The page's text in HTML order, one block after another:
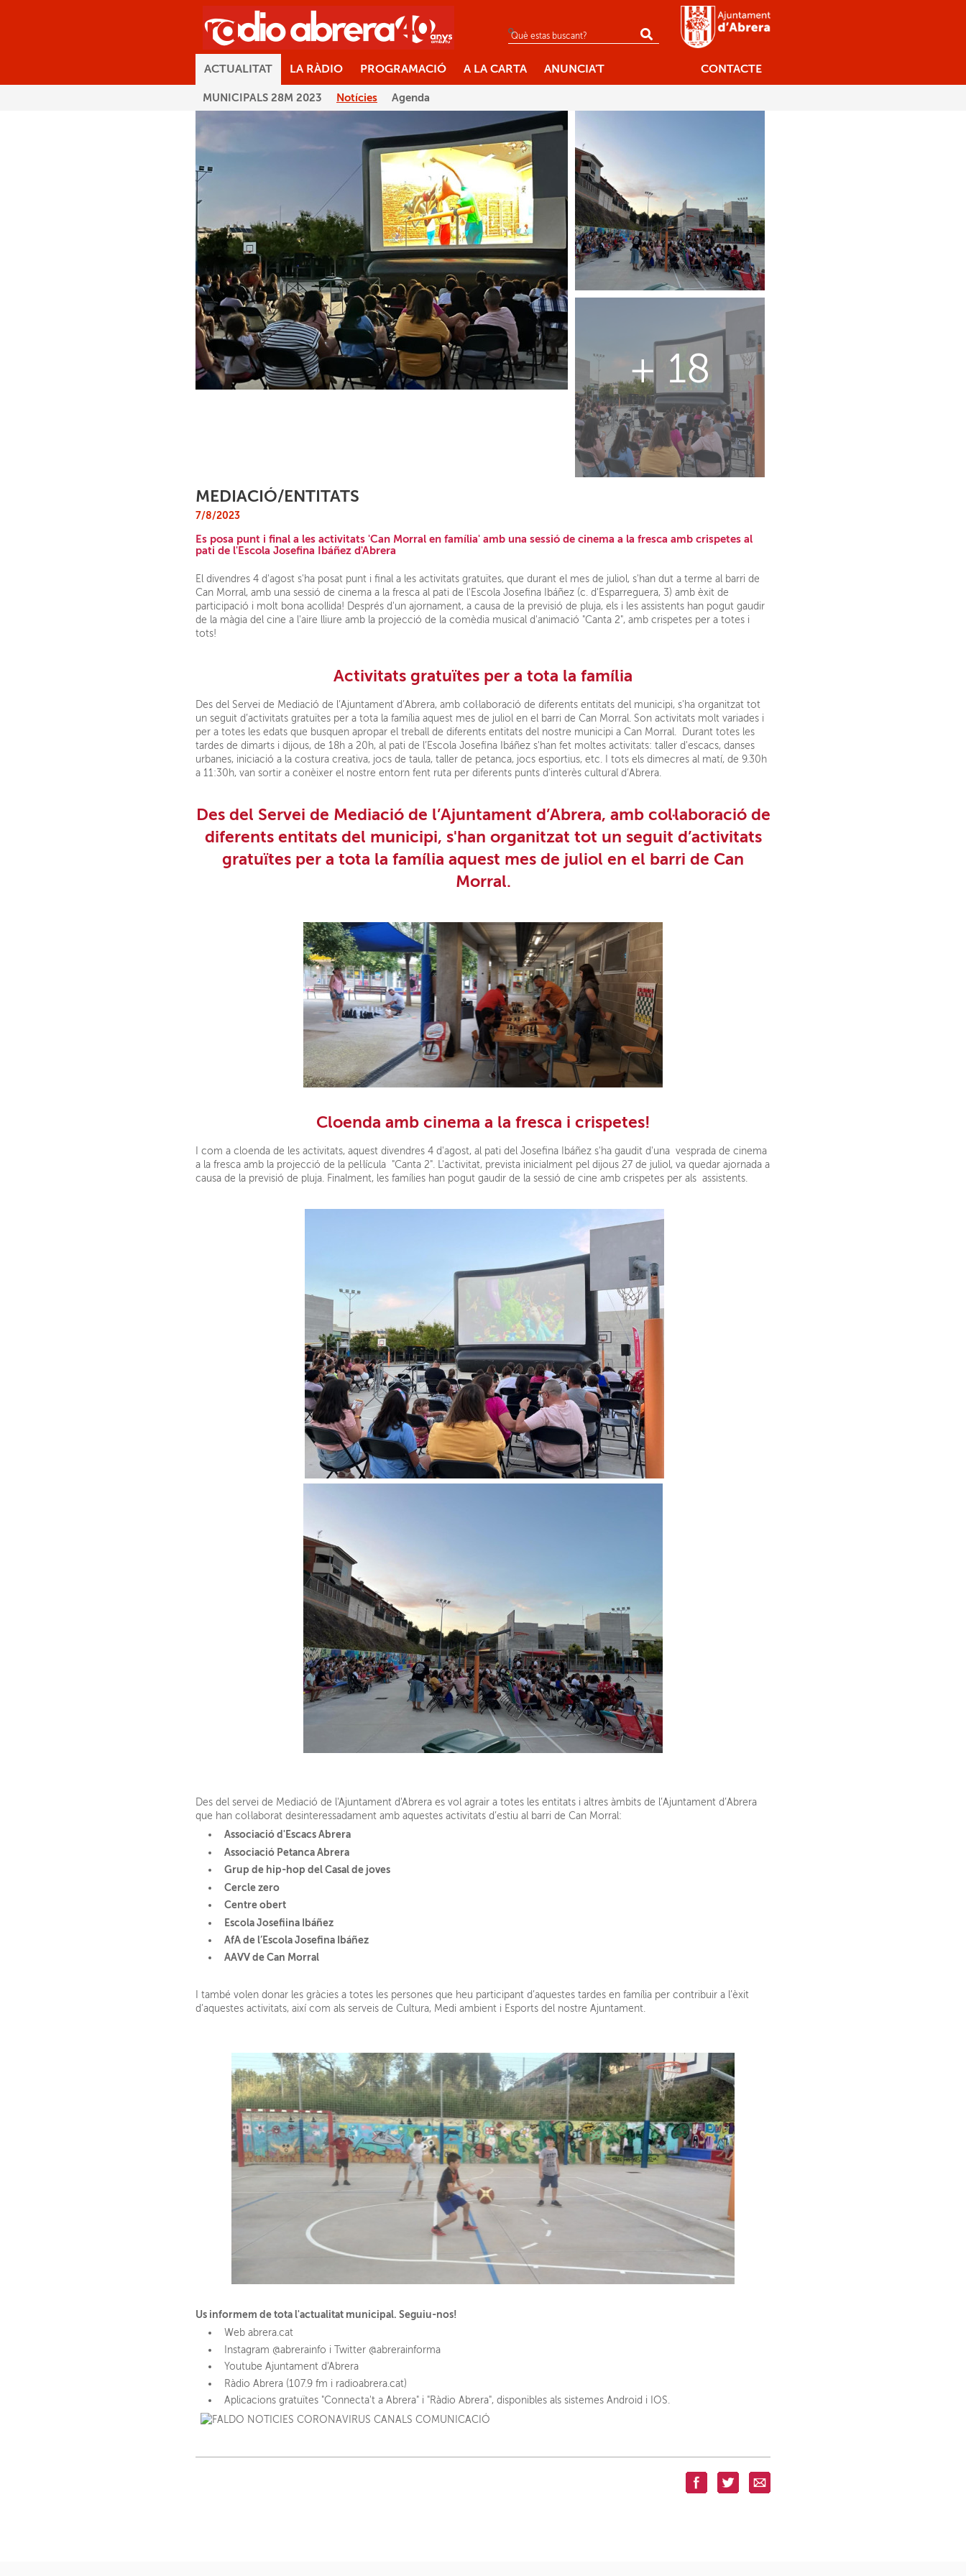
ACTUALITAT
MUNICIPALS 28M 2023 Notícies Agenda
LA RÀDIO PROGRAMACIÓ A LA CARTA ANUNCIA'T CONTACTE
+ 18
MEDIACIÓ/ENTITATS
7/8/2023
Es posa punt i final a les activitats 'Can Morral en família' amb una sessió de cinema a la fresca amb crispetes al
pati de l'Escola Josefina Ibáñez d'Abrera
El divendres 4 d'agost s'ha posat punt i final a les activitats gratuïtes, que durant el mes de juliol, s'han dut a terme al barri de
Can Morral, amb una sessió de cinema a la fresca al pati de l'Escola Josefina Ibáñez (c. d'Esparreguera, 3) amb èxit de
participació i molt bona acollida! Després d'un ajornament, a causa de la previsió de pluja, els i les assistents han pogut gaudir
de la màgia del cine a l'aire lliure amb la projecció de la comèdia musical d'animació "Canta 2", amb crispetes per a totes i
tots!
Activitats gratuïtes per a tota la família
Des del Servei de Mediació de l’Ajuntament d’Abrera, amb col·laboració de diferents entitats del municipi, s'ha organitzat tot
un seguit d’activitats gratuïtes per a tota la família aquest mes de juliol en el barri de Can Morral. Son activitats molt variades i
per a totes les edats que busquen apropar el treball de diferents entitats del nostre municipi a Can Morral. Durant totes les
tardes de dimarts i dijous, de 18h a 20h, al pati de l’Escola Josefina Ibáñez s'han fet moltes activitats: taller d'escacs, danses
urbanes, iniciació a la costura creativa, jocs de taula, taller de petanca, jocs esportius, etc. I tots els dimecres al matí, de 9.30h
a 11:30h, van sortir a conèixer el nostre entorn fent ruta per diferents punts d’interès cultural d’Abrera.
Des del Servei de Mediacióde l’Ajuntament d’Abrera, amb col·laboració de
diferents entitatsdel municipi, s'han organitzat tot un seguit d’activitats
gratuïtes per a tota la família aquest mes de juliol en el barri de Can
Morral.
Cloenda amb cinema a la fresca i crispetes!
I com a cloenda de les activitats, aquest divendres 4 d'agost, al pati del Josefina Ibáñez s'ha gaudit d'una vesprada de cinema
a la fresca amb la projecció de la pel·lícula "Canta 2". L'activitat, prevista inicialment pel dijous 27 de juliol, va quedar ajornada a
causa de la previsió de pluja. Finalment, les famílies han pogut gaudir de la sessió de cine amb crispetes per als assistents.
Des del servei de Mediació de l'Ajuntament d'Abrera es vol agrair a totes les entitats i altres àmbits de l’Ajuntament d’Abrera
que han col·laborat desinteressadament amb aquestes activitats d’estiu al barri de Can Morral:
Associació d'Escacs Abrera
Associació Petanca Abrera
Grup de hip-hop del Casal de joves
Cercle zero
Centre obert
Escola Josefiina Ibáñez
AfA de l’Escola Josefina Ibáñez
AAVV de Can Morral
I també volen donar les gràcies a totes les persones que heu participant d’aquestes tardes en família per contribuir a l’èxit
d’aquestes activitats, així com als serveis de Cultura, Medi ambient i Esports del nostre Ajuntament.
Us informem de tota l'actualitat municipal. Seguiu-nos!
Web abrera.cat
Instagram @abrerainfo i Twitter @abrerainforma
Youtube Ajuntament d'Abrera
Ràdio Abrera (107.9 fm i radioabrera.cat)
Aplicacions gratuïtes "Connecta't a Abrera" i "Ràdio Abrera", disponibles als sistemes Android i IOS.